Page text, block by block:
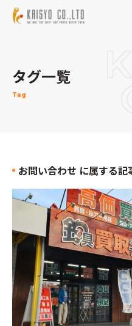
タグ一覧
Tag
お問い合わせ に属する記